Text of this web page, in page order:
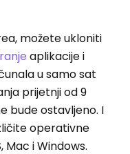
možete ukloniti
aplikacije i
u samo sat
prijetnji od 9
bude ostavljeno. I
operativne
Mac i Windows.